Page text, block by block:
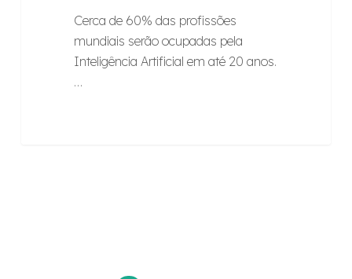
Cerca de 60% das profissões
mundiais serão ocupadas pela
Inteligência Artificial em até 20 anos.
…